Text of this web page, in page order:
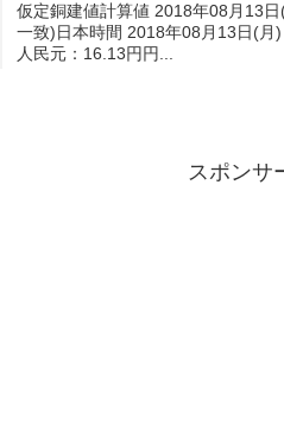
仮定銅建値計算値 2018年08月13
一致)日本時間 2018年08月13日(
人民元：16.13円円...
スポンサ